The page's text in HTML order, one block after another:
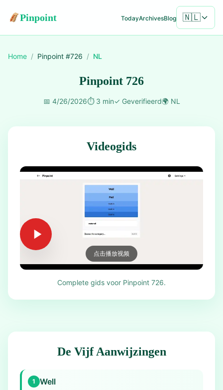
Pinpoint TodayArchivesBlog 🇳🇱
Home / Pinpoint #726 / NL
Pinpoint 726
📅 4/26/2026⏱️ 3 min✓ Geverifieerd🌍 NL
Videogids
点击播放视频
Complete gids voor Pinpoint 726.
De Vijf Aanwijzingen
1 Well